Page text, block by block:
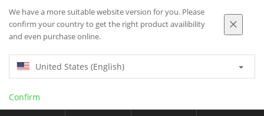
We have a more suitable website version for you. Please
confirm your country to get the right product availibility
and even purchase online.
United States (English)
Confirm